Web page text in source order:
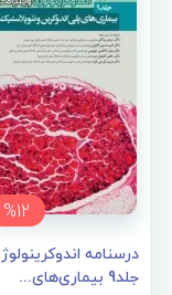
%12
جلد9 بیماری‌های...